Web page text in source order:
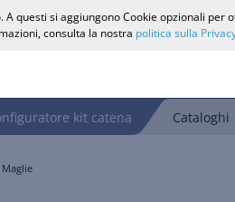
kit catena Cataloghi
Maglie
questi si aggiungono Cookie opzionali
consulta la nostra politica sulla